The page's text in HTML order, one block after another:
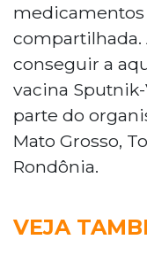
compartilhada.
conseguir a
vacina Sputnik-
parte do
Mato Grosso,
Rondônia.
VEJA